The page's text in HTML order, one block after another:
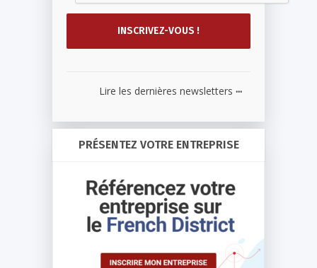
Lire les dernières newsletters ...
PRÉSENTEZ VOTRE ENTREPRISE